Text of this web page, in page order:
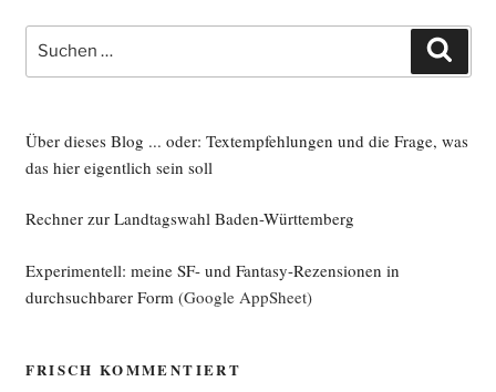
Suche
nach:
Über dieses Blog ... oder: Textempfehlungen und die Frage, was
das hier eigentlich sein soll
Rechner zur Landtagswahl Baden-Württemberg
Experimentell: meine SF- und Fantasy-Rezensionen in
durchsuchbarer Form (Google AppSheet)
FRISCH KOMMENTIERT